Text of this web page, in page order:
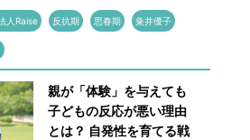
人Raise 反抗期 思春期 粂井優子
親が「体験」を与えても
子どもの反応が悪い理由
とは？ 自発性を育てる戦